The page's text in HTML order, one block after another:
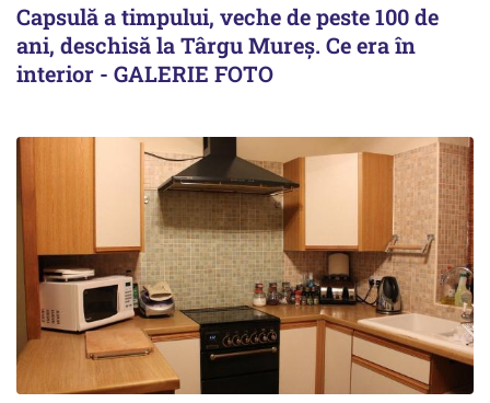
Capsulă a timpului, veche de peste 100 de
ani, deschisă la Târgu Mureș. Ce era în
interior - GALERIE FOTO